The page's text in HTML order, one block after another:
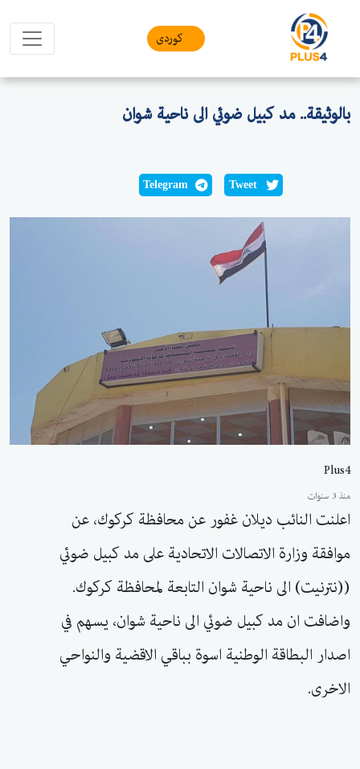
کوردی
بالوثيقة.. مد كبيل ضوئي الى ناحية شوان
Tweet
Telegram
Plus4
منذ 3 سنوات
اعلنت النائب ديلان غفور عن محافظة كركوك، عن
موافقة وزارة الاتصالات الاتحادية على مد كبيل ضوئي
((نترنيت) الى ناحية شوان التابعة لمحافظة كركوك.
واضافت ان مد كبيل ضوئي الى ناحية شوان، يسهم في
اصدار البطاقة الوطنية اسوة بباقي الاقضية والنواحي
الاخرى.